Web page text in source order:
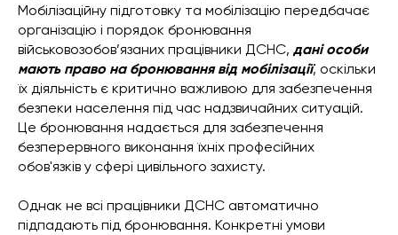
Мобілізаційну підготовку та мобілізацію передбачає
організацію і порядок бронювання
військовозобов’язаних працівники ДСНС, дані особи
мають право на бронювання від мобілізації, оскільки
їх діяльність є критично важливою для забезпечення
безпеки населення під час надзвичайних ситуацій.
Це бронювання надається для забезпечення
безперервного виконання їхніх професійних
обов'язків у сфері цивільного захисту.
Однак не всі працівники ДСНС автоматично
підпадають під бронювання. Конкретні умови